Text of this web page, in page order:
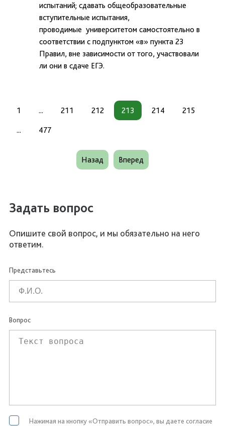
испытаний; сдавать общеобразовательные
вступительные испытания,
проводимые университетом самостоятельно в
соответствии с подпунктом «в» пункта 23
Правил, вне зависимости от того, участвовали
ли они в сдаче ЕГЭ.
1 ... 211 212 213 214 215
... 477
Назад Вперед
Задать вопрос
Опишите свой вопрос, и мы обязательно на него
ответим.
Представьтесь
Вопрос
Нажимая на кнопку «Отправить вопрос», вы даете согласие